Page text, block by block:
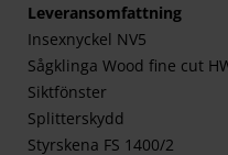
Leveransomfattning
Insexnyckel NV5
Sågklinga Wood fine cut
Siktfönster
Splitterskydd
Styrskena FS 1400/2